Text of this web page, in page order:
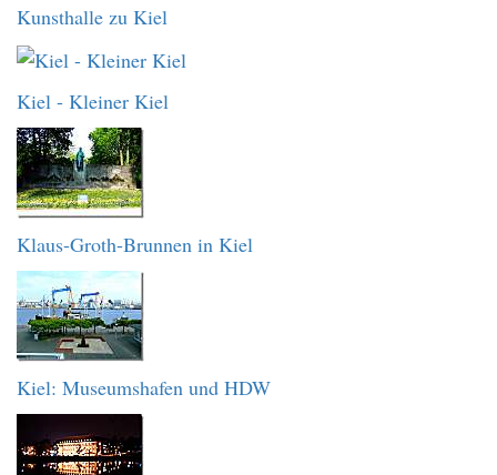
Kunsthalle zu Kiel
Kiel - Kleiner Kiel
Klaus-Groth-Brunnen in Kiel
Kiel: Museumshafen und HDW